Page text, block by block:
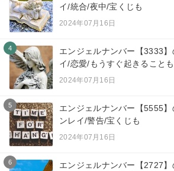
イ/統合/夜中/宝くじも
2024年07月16日
4
エンジェルナンバー【3333
イ/恋愛/もうすぐ起きることも
2024年07月16日
5
エンジェルナンバー【5555
ンレイ/警告/宝くじも
2024年07月16日
6
エンジェルナンバー【2727